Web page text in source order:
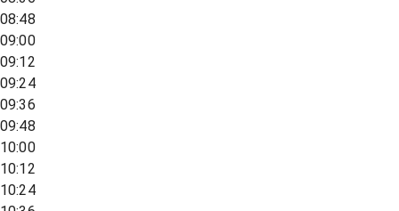
08:48
09:00
09:12
09:24
09:36
09:48
10:00
10:12
10:24